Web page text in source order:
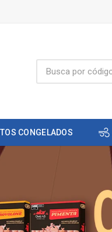
CONGELADOS